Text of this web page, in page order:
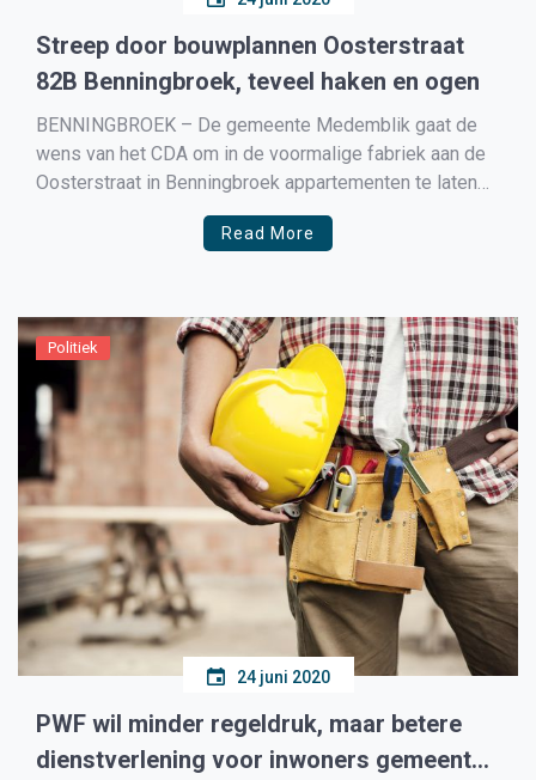
Streep door bouwplannen Oosterstraat
82B Benningbroek, teveel haken en ogen
BENNINGBROEK – De gemeente Medemblik gaat de
wens van het CDA om in de voormalige fabriek aan de
Oosterstraat in Benningbroek appartementen te laten
realiseren niet in vervulling brengen, volgens de
wethouder zitten er teveel haken en ogen aan. Zo
Read More
Politiek
24 juni 2020
PWF wil minder regeldruk, maar betere
dienstverlening voor inwoners gemeente